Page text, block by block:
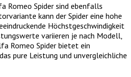
Romeo Spider sind ebenfalls
kann der Spider eine hohe
Höchstgeschwindigkeit
variieren je nach Modell,
Romeo Spider bietet ein
pure Leistung und unvergleichliche